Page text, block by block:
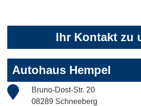
Ihr Kontakt zu
Autohaus Hempel
Bruno-Dost-Str. 20
08289 Schneeberg